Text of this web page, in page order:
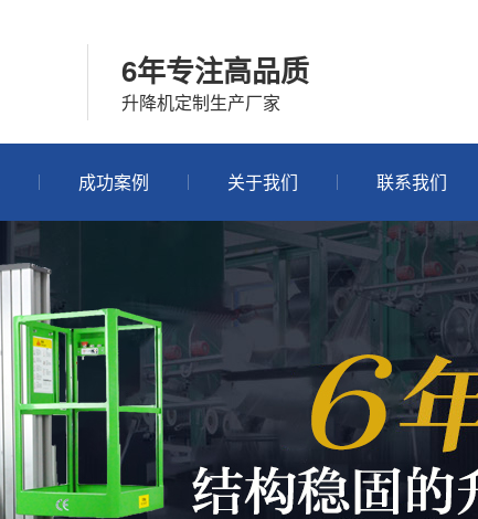
6年专注高品质
升降机定制生产厂家
成功案例 关于我们 联系我们